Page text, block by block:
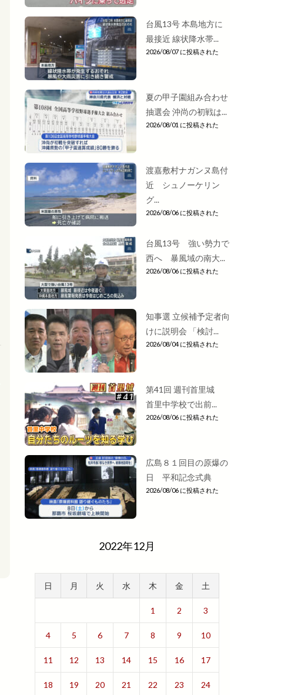
台風13号 本島地方に
最接近 線状降水帯...
2026/08/07 に投稿された
夏の甲子園組み合わせ
抽選会 沖尚の初戦は...
2026/08/01 に投稿された
渡嘉敷村ナガンヌ島付
近 シュノーケリン
グ...
2026/08/06 に投稿された
台風13号 強い勢力で
西へ 暴風域の南大...
2026/08/06 に投稿された
知事選 立候補予定者向
けに説明会 「検討...
2026/08/04 に投稿された
第41回 週刊首里城
首里中学校で出前...
2026/08/06 に投稿された
広島８１回目の原爆の
日 平和記念式典
2026/08/06 に投稿された
2022年12月
日 月 火 水 木 金 土
1 2 3
4 5 6 7 8 9 10
11 12 13 14 15 16 17
18 19 20 21 22 23 24